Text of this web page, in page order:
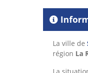
La ville de
région La